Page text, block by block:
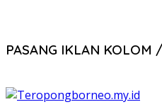
PASANG IKLAN